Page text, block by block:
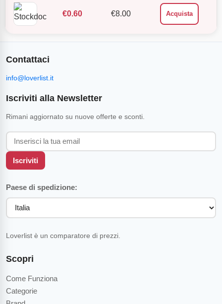
€0.60 €8.00 Acquista
Scopri
Come Funziona
Categorie
Contattaci
info@loverlist.it
Iscriviti alla Newsletter
Rimani aggiornato su nuove offerte e sconti.
Iscriviti
Paese di spedizione:
Loverlist è un comparatore di prezzi.